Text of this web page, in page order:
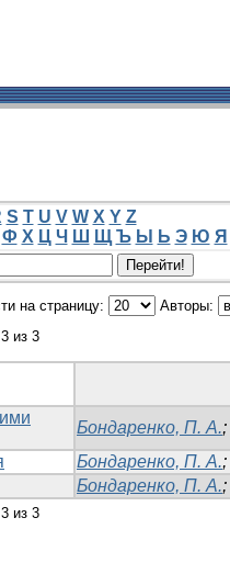
S T U V W X Y Z
Ф Х Ц Ч Ш Щ Ъ Ы Ь Э Ю Я
на страницу:
Авторы:
из 3
Бондаренко, П. А.;
Бондаренко, П. А.;
Бондаренко, П. А.;
из 3